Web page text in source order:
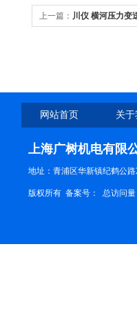
上一篇： 川仪 横河压力变
网站首页 关
上海广树机电有限
地址：青浦区华新镇纪鹤公路
版权所有 备案号： 总访问